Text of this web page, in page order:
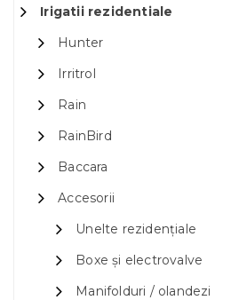
Irigatii rezidentiale
Hunter
Irritrol
Rain
RainBird
Baccara
Accesorii
Unelte rezidențiale
Boxe și electrovalve
Manifolduri / olandezi